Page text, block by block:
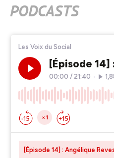
PODCASTS